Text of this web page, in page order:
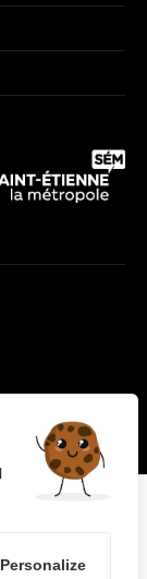
Personalize